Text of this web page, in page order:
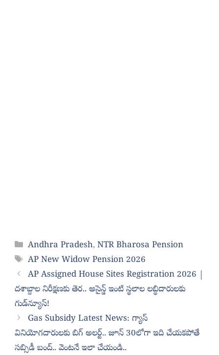
Categories
Andhra Pradesh,NTR Bharosa Pension
Tags
AP New Widow Pension 2026
AP Assigned House Sites Registration 2026 |
దశాబ్దాల నిరీక్షణకు తెర.. అసైన్డ్‌ ఇంటి స్థలాల లబ్ధిదారులకు
గుడ్‌న్యూస్!
Gas Subsidy Latest News: గ్యాస్
వినియోగదారులకు బిగ్ అలర్ట్.. జూన్ 30లోగా ఇది చేయకపోతే
సబ్సిడీ బంద్.. వెంటనే ఇలా చేయండి..